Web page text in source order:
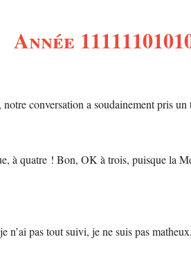
Année
conversation a soudainement pris
à quatre ! Bon, OK à trois, puisque
pas tout suivi, je ne suis pas